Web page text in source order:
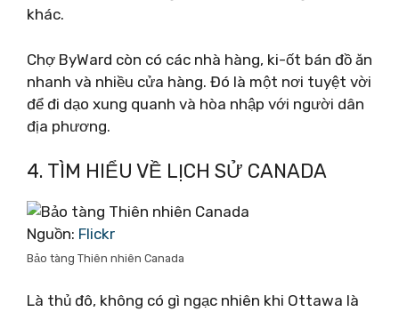
khác.
Chợ ByWard còn có các nhà hàng, ki-ốt bán đồ ăn
nhanh và nhiều cửa hàng. Đó là một nơi tuyệt vời
để đi dạo xung quanh và hòa nhập với người dân
địa phương.
4. TÌM HIỂU VỀ LỊCH SỬ CANADA
Nguồn: Flickr
Bảo tàng Thiên nhiên Canada
Là thủ đô, không có gì ngạc nhiên khi Ottawa là